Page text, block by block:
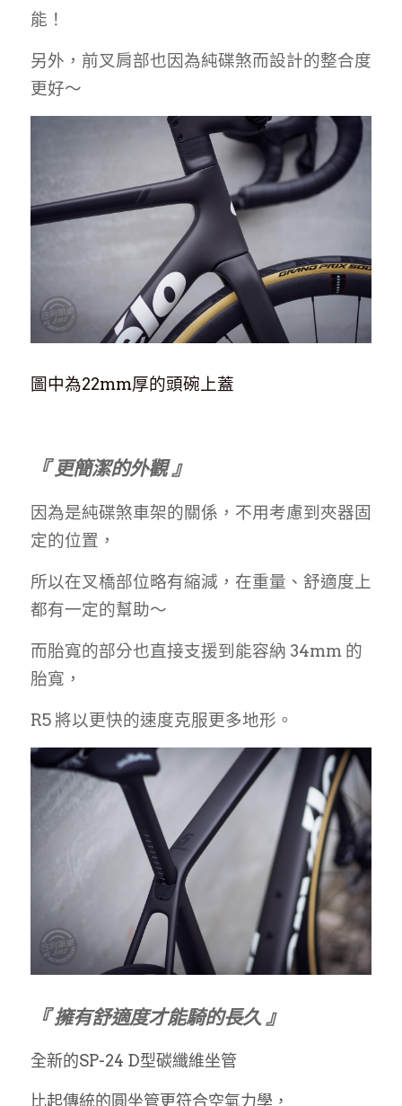
能！
另外，前叉肩部也因為純碟煞而設計的整合度
更好～
圖中為22mm厚的頭碗上蓋
『 更簡潔的外觀 』
因為是純碟煞車架的關係，不用考慮到夾器固
定的位置，
所以在叉橋部位略有縮減，在重量、舒適度上
都有一定的幫助～
而胎寬的部分也直接支援到能容納 34mm 的
胎寬，
R5 將以更快的速度克服更多地形。
『 擁有舒適度才能騎的長久 』
全新的SP-24 D型碳纖維坐管
比起傳統的圓坐管更符合空氣力學，